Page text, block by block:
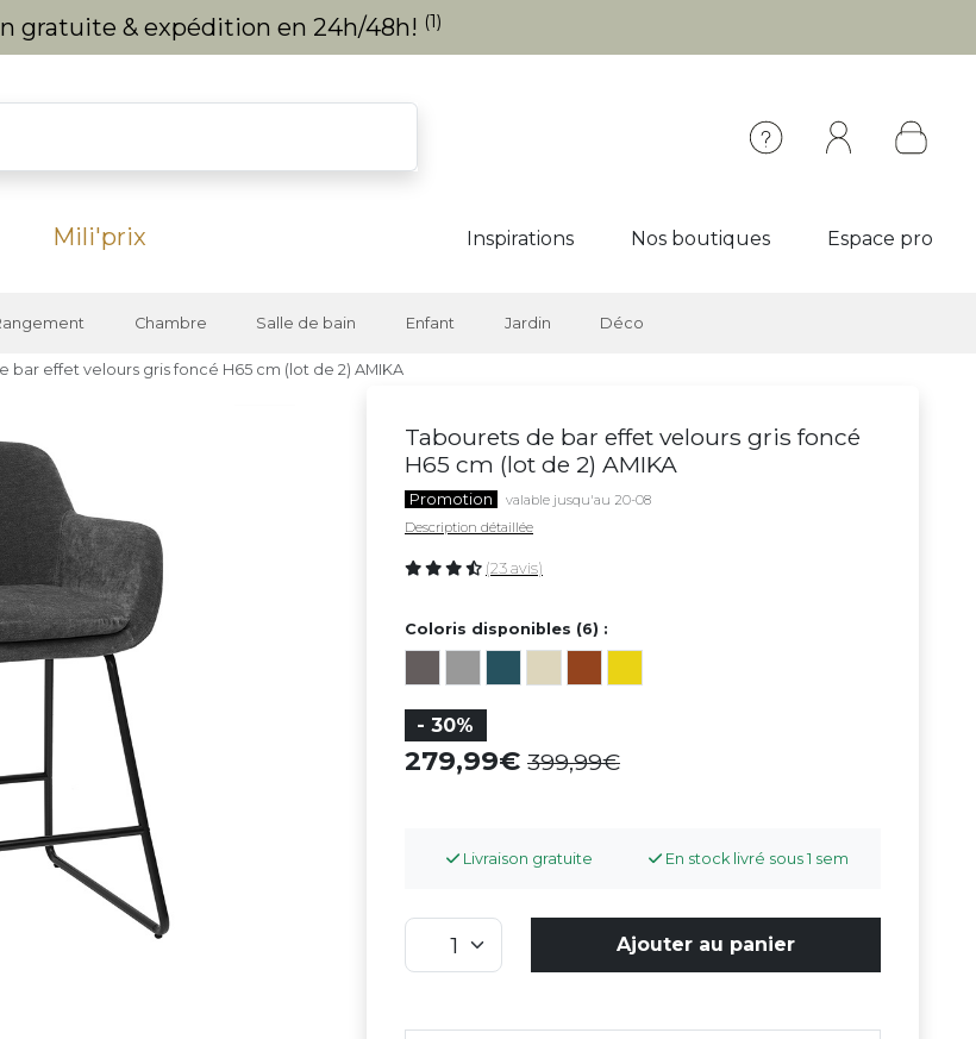
gratuite & expédition en 24h/48h! (1)
Mili'prix Inspirations Nos boutiques Espace pro
Chambre Salle de bain Enfant Jardin Déco
bar effet velours gris foncé H65 cm (lot de 2) AMIKA
Tabourets de bar effet velours gris foncé
H65 cm (lot de 2) AMIKA
Promotion
valable jusqu'au 20-08
Description détaillée
(23 avis)
Coloris disponibles (6) :
- 30%
279,99 399,99
Livraison gratuite En stock livré sous 1 sem
Ajouter au panier